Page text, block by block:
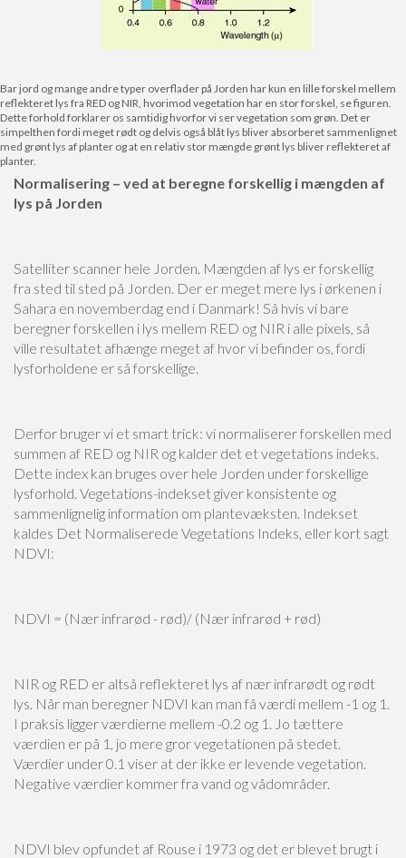
Bar jord og mange andre typer overflader på Jorden har kun en lille forskel mellem
reflekteret lys fra RED og NIR, hvorimod vegetation har en stor forskel, se figuren.
Dette forhold forklarer os samtidig hvorfor vi ser vegetation som grøn. Det er
simpelthen fordi meget rødt og delvis også blåt lys bliver absorberet sammenlignet
med grønt lys af planter og at en relativ stor mængde grønt lys bliver reflekteret af
planter.
Normalisering – ved at beregne forskellig i mængden af
lys på Jorden
Satelliter scanner hele Jorden. Mængden af lys er forskellig
fra sted til sted på Jorden. Der er meget mere lys i ørkenen i
Sahara en novemberdag end i Danmark! Så hvis vi bare
beregner forskellen i lys mellem RED og NIR i alle pixels, så
ville resultatet afhænge meget af hvor vi befinder os, fordi
lysforholdene er så forskellige.
Derfor bruger vi et smart trick: vi normaliserer forskellen med
summen af RED og NIR og kalder det et vegetations indeks.
Dette index kan bruges over hele Jorden under forskellige
lysforhold. Vegetations-indekset giver konsistente og
sammenlignelig information om plantevæksten. Indekset
kaldes Det Normaliserede Vegetations Indeks, eller kort sagt
NDVI:
NDVI = (Nær infrarød - rød)/ (Nær infrarød + rød)
NIR og RED er altså reflekteret lys af nær infrarødt og rødt
lys. Når man beregner NDVI kan man få værdi mellem -1 og 1.
I praksis ligger værdierne mellem -0.2 og 1. Jo tættere
værdien er på 1, jo mere gror vegetationen på stedet.
Værdier under 0.1 viser at der ikke er levende vegetation.
Negative værdier kommer fra vand og vådområder.
NDVI blev opfundet af Rouse i 1973 og det er blevet brugt i